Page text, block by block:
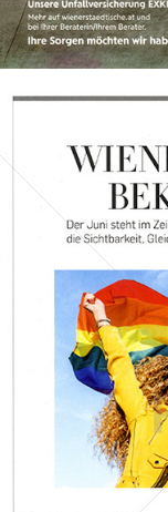
WIENER